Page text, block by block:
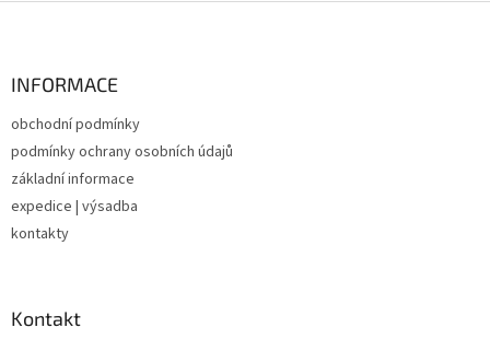
INFORMACE
obchodní podmínky
podmínky ochrany osobních údajů
základní informace
expedice | výsadba
kontakty
Kontakt